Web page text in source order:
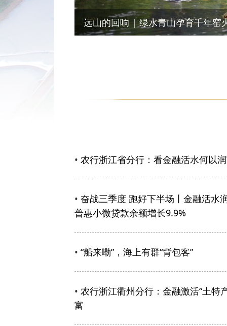
远山的回响 | 绿水青山孕育千年窑
• 农行浙江省分行：看金融活水何以
• 奋战三季度 跑好下半场丨金融活水
普惠小微贷款余额增长9.9%
• “船来嘞”，海上有群“背包客”
• 农行浙江衢州分行：金融激活“土
富